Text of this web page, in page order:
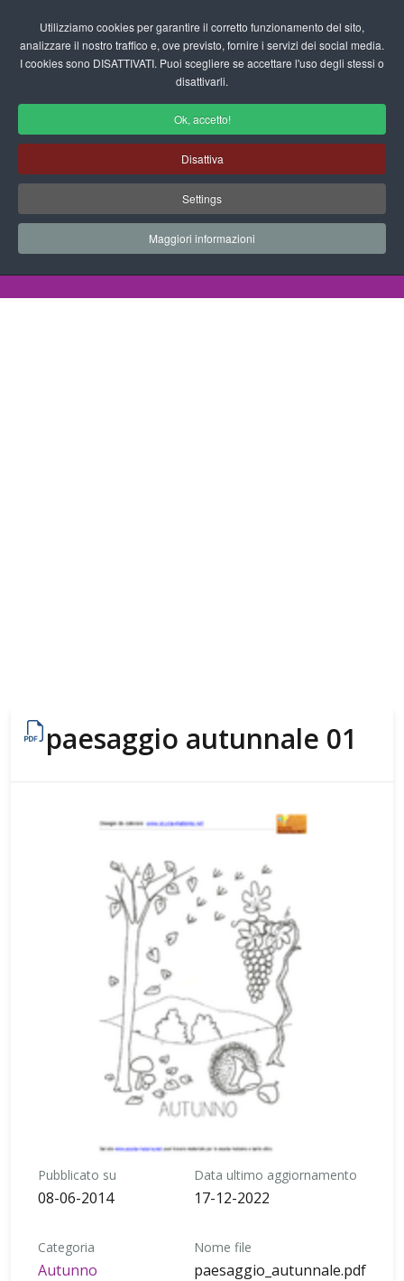
Utilizziamo cookies per garantire il corretto funzionamento del sito,
analizzare il nostro traffico e, ove previsto, fornire i servizi dei social media.
I cookies sono DISATTIVATI. Puoi scegliere se accettare l'uso degli stessi o
disattivarli.
Ok, accetto!
Disattiva
Settings
Maggiori informazioni
fas
Disegni da Colorare Autunno
Progetti Didattici, Disegni, Schede
Didattiche e tanto altro ancora.
Disegni da Colorare
paesaggio autunnale 01
Pubblicato su
08-06-2014
Data ultimo aggiornamento
17-12-2022
Categoria
Autunno
Nome file
paesaggio_autunnale.pdf